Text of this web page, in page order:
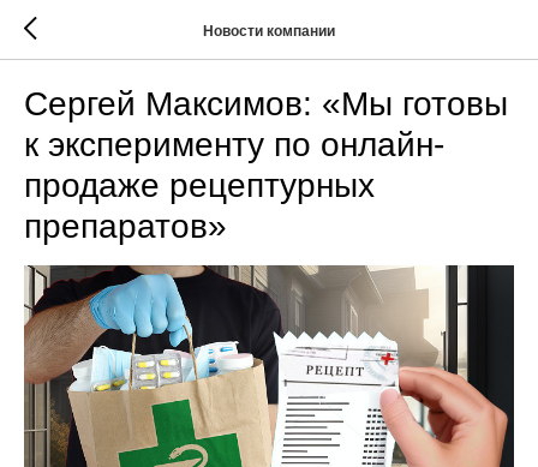
Новости компании
Сергей Максимов: «Мы готовы
к эксперименту по онлайн-
продаже рецептурных
препаратов»